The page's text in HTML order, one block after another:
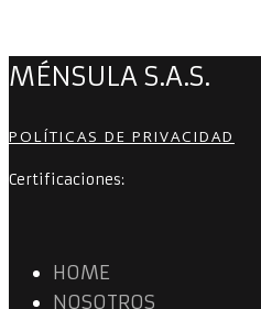
MÉNSULA S.A.S.
POLÍTICAS DE PRIVACIDAD
Certificaciones:
HOME
NOSOTROS